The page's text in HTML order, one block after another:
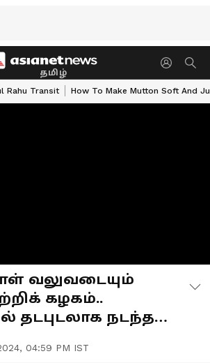
தமிழ்
Rahu Transit How To Make Mutton Soft And
வலுவடையும்
கழகம்..
தடபுடலாக நடந்த
- வீடியோ!
04:59 PM IST